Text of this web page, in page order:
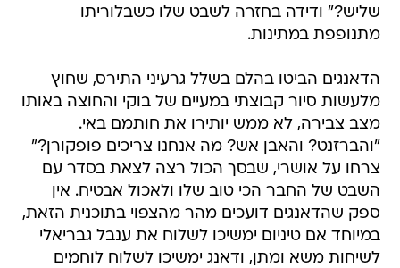
שליש?" ודידה בחזרה לשבט שלו כשבלוריתו
מתנופפת במתינות.
הדאנגים הביטו בהלם בשלל גרעיני התירס, שחוץ
מלעשות סיור קבוצתי במעיים של בוקי והחוצה באותו
מצב צבירה, לא ממש יותירו את חותמם באי.
"והברזנט? והאבן אש? מה אנחנו צריכים פופקורן?"
צרחו על אושרי, שבסך הכול רצה לצאת בסדר עם
השבט של החבר הכי טוב שלו ולאכול אבטיח. אין
ספק שהדאנגים דועכים מהר מהצפוי בתוכנית הזאת,
במיוחד אם טיניום ימשיכו לשלוח את ענבל גבריאלי
לשיחות משא ומתן, ודאנג ימשיכו לשלוח לוחמים